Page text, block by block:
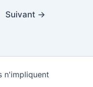
Suivant →
n'impliquent